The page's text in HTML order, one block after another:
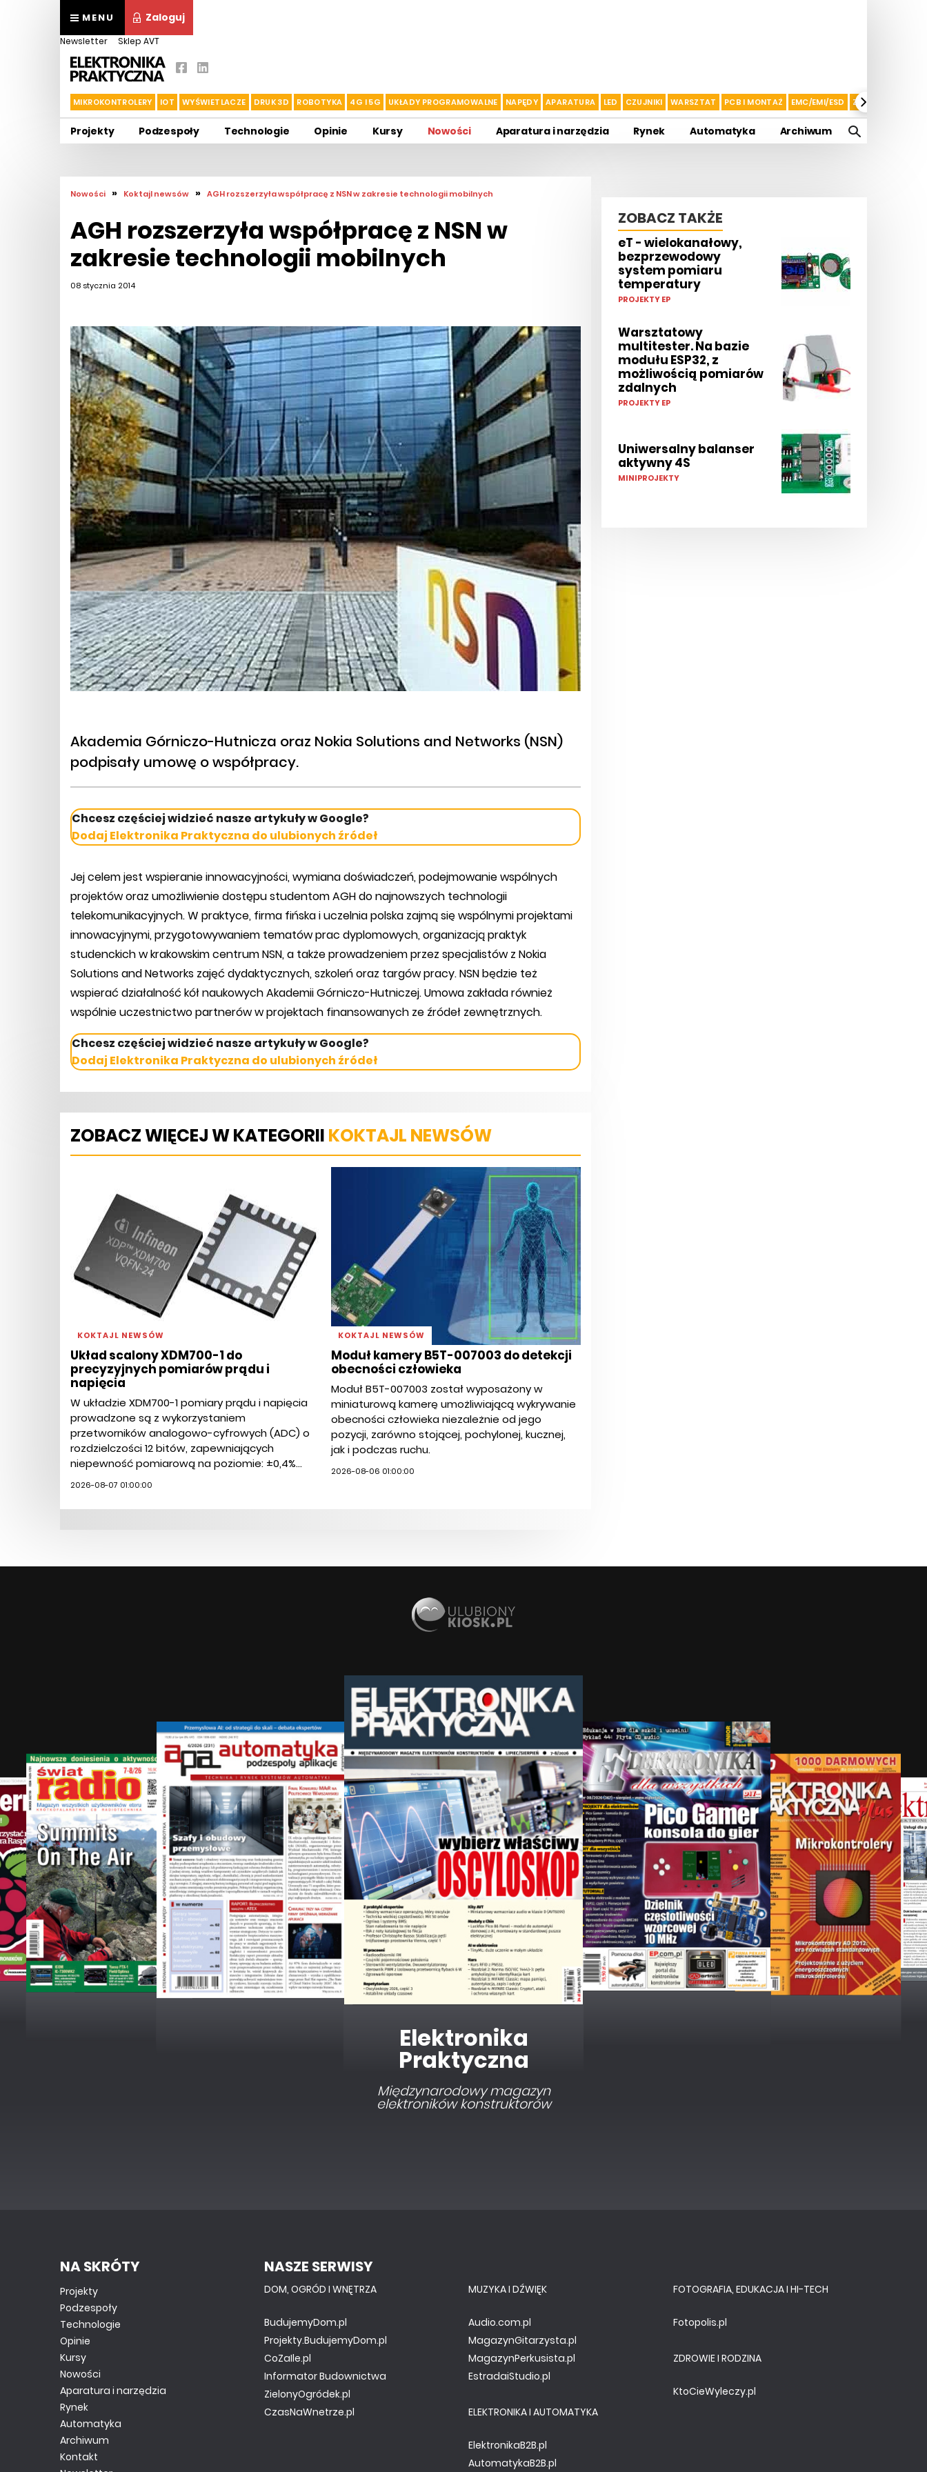
MENU Zaloguj
Newsletter Sklep AVT
MIKROKONTROLERY IOT WYŚWIETLACZE DRUK 3D ROBOTYKA 4G I 5G UKŁADY PROGRAMOWALNE NAPĘDY APARATURA LED CZUJNIKI WARSZTAT PCB I MONTAŻ EMC/EMI/ESD ZASILANIE I
Projekty Podzespoły Technologie Opinie Kursy Nowości Aparatura i narzędzia Rynek Automatyka Archiwum
Nowości » Koktajl newsów » AGH rozszerzyła współpracę z NSN w zakresie technologii mobilnych
AGH rozszerzyła współpracę z NSN w
zakresie technologii mobilnych
08 stycznia 2014
Akademia Górniczo-Hutnicza oraz Nokia Solutions and Networks (NSN)
podpisały umowę o współpracy.
Chcesz częściej widzieć nasze artykuły w Google?
Dodaj Elektronika Praktyczna do ulubionych źródeł
Jej celem jest wspieranie innowacyjności, wymiana doświadczeń, podejmowanie wspólnych
projektów oraz umożliwienie dostępu studentom AGH do najnowszych technologii
telekomunikacyjnych. W praktyce, firma fińska i uczelnia polska zajmą się wspólnymi projektami
innowacyjnymi, przygotowywaniem tematów prac dyplomowych, organizacją praktyk
studenckich w krakowskim centrum NSN, a także prowadzeniem przez specjalistów z Nokia
Solutions and Networks zajęć dydaktycznych, szkoleń oraz targów pracy. NSN będzie też
wspierać działalność kół naukowych Akademii Górniczo-Hutniczej. Umowa zakłada również
wspólnie uczestnictwo partnerów w projektach finansowanych ze źródeł zewnętrznych.
Chcesz częściej widzieć nasze artykuły w Google?
Dodaj Elektronika Praktyczna do ulubionych źródeł
ZOBACZ TAKŻE
eT - wielokanałowy,
bezprzewodowy
system pomiaru
temperatury
PROJEKTY EP
Warsztatowy
multitester. Na bazie
modułu ESP32, z
możliwością pomiarów
zdalnych
PROJEKTY EP
Uniwersalny balanser
aktywny 4S
MINIPROJEKTY
ZOBACZ WIĘCEJ W KATEGORII KOKTAJL NEWSÓW
KOKTAJL NEWSÓW
Układ scalony XDM700-1 do
precyzyjnych pomiarów prądu i
napięcia
W układzie XDM700-1 pomiary prądu i napięcia
prowadzone są z wykorzystaniem
przetworników analogowo-cyfrowych (ADC) o
rozdzielczości 12 bitów, zapewniających
niepewność pomiarową na poziomie: ±0,4%...
2026-08-07 01:00:00
KOKTAJL NEWSÓW
Moduł kamery B5T-007003 do detekcji
obecności człowieka
Moduł B5T-007003 został wyposażony w
miniaturową kamerę umożliwiającą wykrywanie
obecności człowieka niezależnie od jego
pozycji, zarówno stojącej, pochylonej, kucznej,
jak i podczas ruchu.
2026-08-06 01:00:00
Elektronika dla
Wszystkich
Interesująca elektronika dla
pasjonatów
NA SKRÓTY
Projekty
Podzespoły
Technologie
Opinie
Kursy
Nowości
Aparatura i narzędzia
Rynek
Automatyka
Archiwum
Kontakt
NASZE SERWISY
DOM, OGRÓD I WNĘTRZA
BudujemyDom.pl
Projekty.BudujemyDom.pl
CoZaIle.pl
Informator Budownictwa
ZielonyOgródek.pl
CzasNaWnetrze.pl
MUZYKA I DŹWIĘK
Audio.com.pl
MagazynGitarzysta.pl
MagazynPerkusista.pl
EstradaiStudio.pl
ELEKTRONIKA I AUTOMATYKA
ElektronikaB2B.pl
AutomatykaB2B.pl
FOTOGRAFIA, EDUKACJA I HI-TECH
Fotopolis.pl
ZDROWIE I RODZINA
KtoCieWyleczy.pl